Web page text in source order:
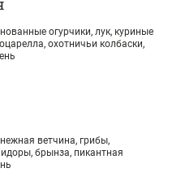
огурчики, лук, куриные
охотничьи колбаски,
ветчина, грибы,
брынза, пикантная